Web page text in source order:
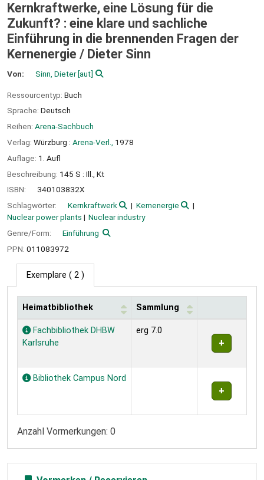
Kernkraftwerke, eine Lösung für die
Zukunft? : eine klare und sachliche
Einführung in die brennenden Fragen der
Kernenergie / Dieter Sinn
Von: Sinn, Dieter[aut]
Ressourcentyp: Buch
Sprache: Deutsch
Reihen: Arena-Sachbuch
Verlag: Würzburg : Arena-Verl.,
1978
Auflage: 1. Aufl
Beschreibung: 145 S : Ill., Kt
ISBN:
340103832X
Schlagwörter:
Kernkraftwerk
Kernenergie
Nuclear power plants
Nuclear industry
Genre/Form:
Einführung
PPN: 011083972
Exemplare ( 2 )
Exemplare
Heimatbibliothek Sammlung
Fachbibliothek DHBW
Karlsruhe
erg 7.0
Bibliothek Campus Nord
Anzahl Vormerkungen: 0